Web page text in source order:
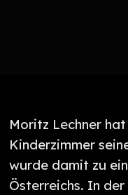
Moritz Lechner
Kinderzimmer
wurde damit zu
Österreichs. In